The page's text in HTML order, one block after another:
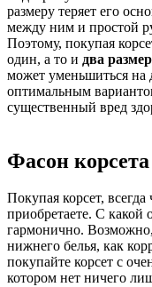
размеру теряет его
между ним и простой
Поэтому, покупая
один, а то и два
может уменьшиться на
оптимальным
существенный вред
Фасон корсета
Покупая корсет,
приобретаете. С какой
гармонично. Возможно,
нижнего белья, как
покупайте корсет с
котором нет ничего